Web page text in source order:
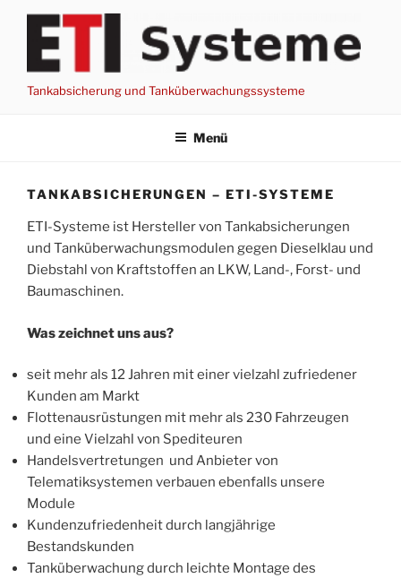
Zum
springen
Tankabsicherung und Tanküberwachungssysteme
Menü
TANKABSICHERUNGEN – ETI-SYSTEME
ETI-Systeme ist Hersteller von Tankabsicherungen
und Tanküberwachungsmodulen gegen Dieselklau und
Diebstahl von Kraftstoffen an LKW, Land-, Forst- und
Baumaschinen.
Was zeichnet uns aus?
seit mehr als 12 Jahren mit einer vielzahl zufriedener
Kunden am Markt
Flottenausrüstungen mit mehr als 230 Fahrzeugen
und eine Vielzahl von Spediteuren
Handelsvertretungen und Anbieter von
Telematiksystemen verbauen ebenfalls unsere
Module
Kundenzufriedenheit durch langjährige
Bestandskunden
Tanküberwachung durch leichte Montage des